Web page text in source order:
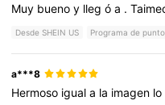
Muy buenoy llegóa .
Desde SHEIN US Programa de
a***8
Hermoso iguala la imagen lo